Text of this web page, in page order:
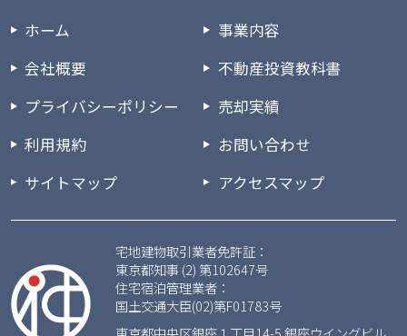
ホーム
会社概要
プライバシーポリシー
利用規約
サイトマップ
事業内容
不動産投資教科書
売却実績
お問い合わせ
アクセスマップ
宅地建物取引業者免許証：
東京都知事 (2) 第102647号
住宅宿泊管理業者：
国土交通大臣(02)第F01783号